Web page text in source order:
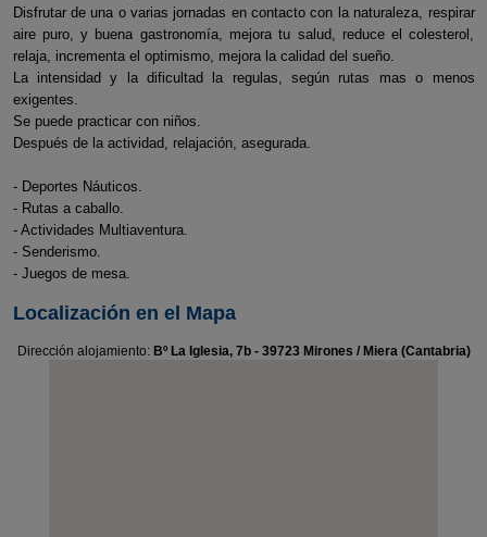
Disfrutar de una o varias jornadas en contacto con la naturaleza, respirar
aire puro, y buena gastronomía, mejora tu salud, reduce el colesterol,
relaja, incrementa el optimismo, mejora la calidad del sueño.
La intensidad y la dificultad la regulas, según rutas mas o menos
exigentes.
Se puede practicar con niños.
Después de la actividad, relajación, asegurada.
- Deportes Náuticos.
- Rutas a caballo.
- Actividades Multiaventura.
- Senderismo.
- Juegos de mesa.
Localización en el Mapa
Dirección alojamiento: Bº La Iglesia, 7b - 39723 Mirones / Miera (Cantabria)